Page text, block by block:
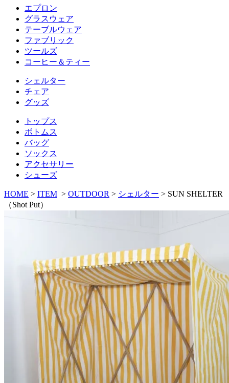
エプロン
グラスウェア
テーブルウェア
ファブリック
ツールズ
コーヒー＆ティー
シェルター
チェア
グッズ
トップス
ボトムス
バッグ
ソックス
アクセサリー
シューズ
HOME > ITEM > OUTDOOR > シェルター > SUN SHELTER
（Shot Put）